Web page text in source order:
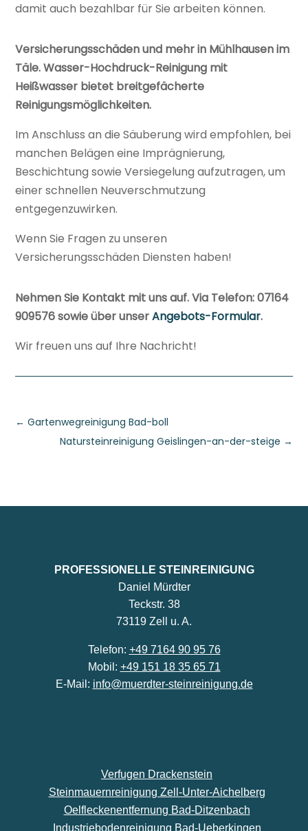
damit auch bezahlbar für Sie arbeiten können.
Versicherungsschäden und mehr in Mühlhausen im
Täle. Wasser-Hochdruck-Reinigung mit
Heißwasser bietet breitgefächerte
Reinigungsmöglichkeiten.
Im Anschluss an die Säuberung wird empfohlen, bei
manchen Belägen eine Imprägnierung,
Beschichtung sowie Versiegelung aufzutragen, um
einer schnellen Neuverschmutzung
entgegenzuwirken.
Wenn Sie Fragen zu unseren
Versicherungsschäden Diensten haben!
Nehmen Sie Kontakt mit uns auf. Via Telefon: 07164
909576 sowie über unserAngebots-Formular.
Wir freuen uns auf Ihre Nachricht!
←Gartenwegreinigung Bad-boll
Natursteinreinigung Geislingen-an-der-steige →
PROFESSIONELLE STEINREINIGUNG
Daniel Mürdter
Teckstr. 38
73119 Zell u. A.
Telefon: +49 7164 90 95 76
Mobil: +49 151 18 35 65 71
E-Mail: info@muerdter-steinreinigung.de
Verfugen Drackenstein
Steinmauernreinigung Zell-Unter-Aichelberg
Oelfleckenentfernung Bad-Ditzenbach
Industriebodenreinigung Bad-Ueberkingen